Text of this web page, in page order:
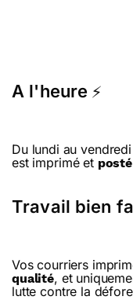
A l'heure ⚡
Du lundi au
est imprimé et
Travail bien
Vos courriers
qualité, et
lutte contre la